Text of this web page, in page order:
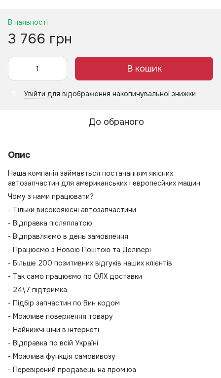
В наявності
3 766 грн
В кошик
Увійти для відображення накопичувальної знижки
До обраного
Опис
Наша компанія займається постачанням якісних
автозапчастин для американських і европесйких машин.
Чому з нами працювати?
- Тільки високоякісні автозапчастини
- Відправка післяплатою
- Відправляємо в день замовлення
- Працюємо з Новою Поштою та Делівері
- Більше 200 позитивних відгуків наших клієнтів
- Так само працюємо по ОЛХ доставки
- 24\7 підтримка
- Підбір запчастин по Вин кодом
- Можливе повернення товару
- Найнижчі ціни в інтернеті
- Відправка по всій Україні
- Можлива функція самовивозу
- Перевірений продавець на пром.юа